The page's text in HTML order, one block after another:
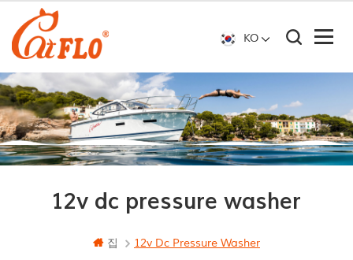
KO
12v dc pressure washer
집 12v Dc Pressure Washer